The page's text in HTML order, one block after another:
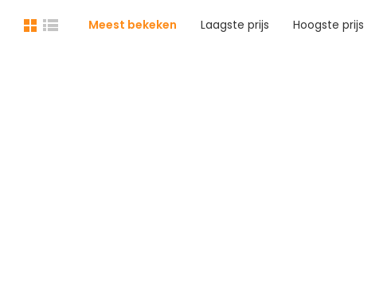
Meest bekeken Laagste prijs Hoogste prijs